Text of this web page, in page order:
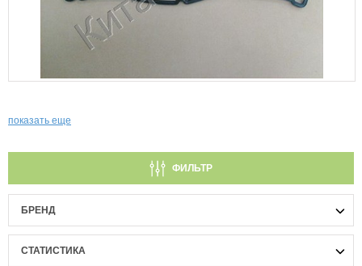
показать еще
ФИЛЬТР
БРЕНД
СТАТИСТИКА